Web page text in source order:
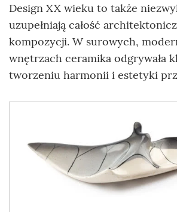
Design XX wieku to także
uzupełniają całość
kompozycji. W surowych,
wnętrzach ceramika odgrywała
tworzeniu harmonii i estetyki